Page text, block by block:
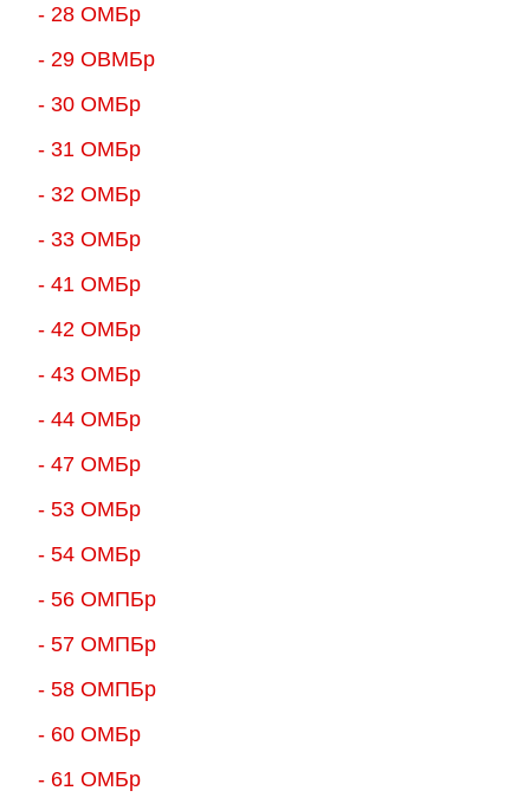
- 28 ОМБр
- 29 ОВМБр
- 30 ОМБр
- 31 ОМБр
- 32 ОМБр
- 33 ОМБр
- 41 ОМБр
- 42 ОМБр
- 43 ОМБр
- 44 ОМБр
- 47 ОМБр
- 53 ОМБр
- 54 ОМБр
- 56 ОМПБр
- 57 ОМПБр
- 58 ОМПБр
- 60 ОМБр
- 61 ОМБр